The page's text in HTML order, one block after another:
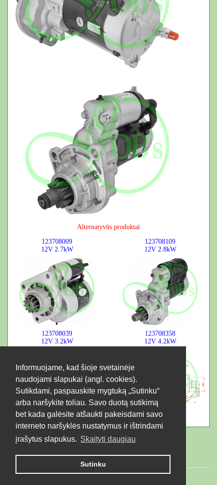
Informuojame, kad šioje svetainėje
naudojami slapukai (angl. cookies).
Sutikdami, paspauskite mygtuką „Sutinku“
arba naršykite toliau. Savo duotą sutikimą
bet kada galėsite atšaukti pakeisdami savo
interneto naršyklės nustatymus ir ištrindami
įrašytus slapukus. Skaityti daugiau
Sutinku
Alternatyvūs produktai
123708009
12V 2.7kW
123708109
12V 2.8kW
123708039
12V 3.2kW
123708358
12V 4.2kW